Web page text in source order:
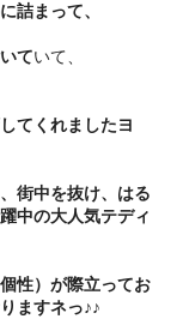
詰まって、
ていて、
てくれましたヨ
街中を抜け、はる
中の大人気テディ
性）が際立ってお
ますネっ♪♪